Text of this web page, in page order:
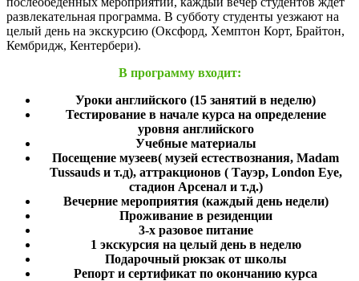
развлекательная программа. В субботу студенты уезжают на
целый день на экскурсию (Оксфорд, Хемптон Корт, Брайтон,
Кембридж, Кентербери).
В программу входит:
Уроки английского (15 занятий в неделю)
Тестирование в начале курса на определение
уровня английского
Учебные материалы
Посещение музеев( музей естествознания, Madam
Tussauds и т.д), аттракционов ( Тауэр, London Eye,
стадион Арсенал и т.д.)
Вечерние мероприятия (каждый день недели)
Проживание в резиденции
3-х разовое питание
1 экскурсия на целый день в неделю
Подарочный рюкзак от школы
Репорт и сертификат по окончанию курса